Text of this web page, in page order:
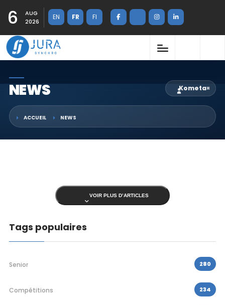
6
AUG
2026
EN FR FI
NEWS Kometa×
ACCUEIL NEWS
VOIR PLUS D’ARTICLES
Tags populaires
Senior 280
Compétitions 234